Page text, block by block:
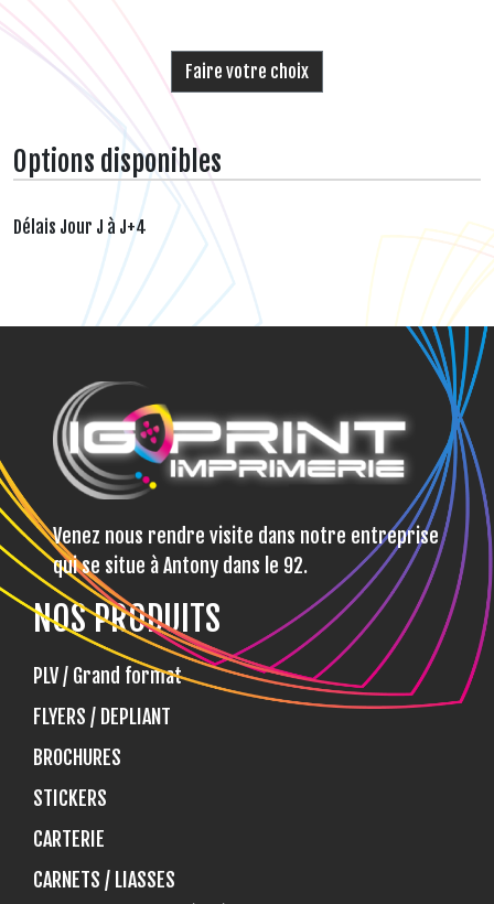
Faire votre choix
Options disponibles
Délais Jour J à J+4
Venez nous rendre visite dans notre entreprise
qui se situe à Antony dans le 92.
NOS PRODUITS
PLV / Grand format
FLYERS / DEPLIANT
BROCHURES
STICKERS
CARTERIE
CARNETS / LIASSES